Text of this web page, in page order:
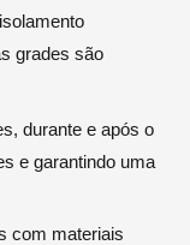
grades são
durante e após o
e garantindo uma
com materiais